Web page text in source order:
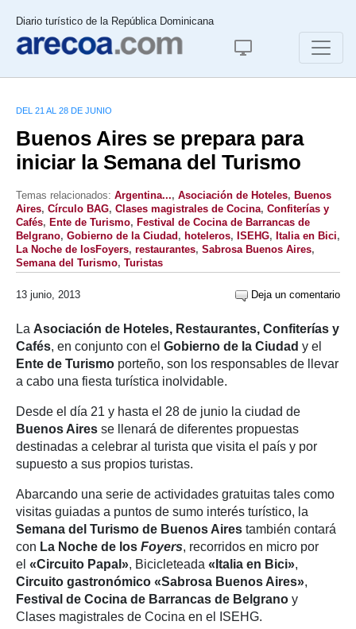
Diario turístico de la República Dominicana
DEL 21 AL 28 DE JUNIO
Buenos Aires se prepara para
iniciar la Semana del Turismo
Temas relacionados: Argentina..., Asociación de Hoteles, Buenos
Aires, Círculo BAG, Clases magistrales de Cocina, Confiterías y
Cafés, Ente de Turismo, Festival de Cocina de Barrancas de
Belgrano, Gobierno de la Ciudad , hoteleros, ISEHG, Italia en Bici,
La Noche de losFoyers, restaurantes, Sabrosa Buenos Aires,
Semana del Turismo, Turistas
13 junio, 2013 Deja un comentario
La Asociación de Hoteles, Restaurantes, Confiterías y
Cafés, en conjunto con el Gobierno de la Ciudad y el
Ente de Turismo porteño, son los responsables de llevar
a cabo una fiesta turística inolvidable.
Desde el día 21 y hasta el 28 de junio la ciudad de
Buenos Aires se llenará de diferentes propuestas
destinadas a celebrar al turista que visita el país y por
supuesto a sus propios turistas.
Abarcando una serie de actividades gratuitas tales como
visitas guiadas a puntos de sumo interés turístico, la
Semana del Turismo de Buenos Aires también contará
con La Noche de los Foyers, recorridos en micro por
el «Circuito Papal», Bicicleteada «Italia en Bici»,
Circuito gastronómico «Sabrosa Buenos Aires»,
Festival de Cocina de Barrancas de Belgrano y
Clases magistrales de Cocina en el ISEHG.